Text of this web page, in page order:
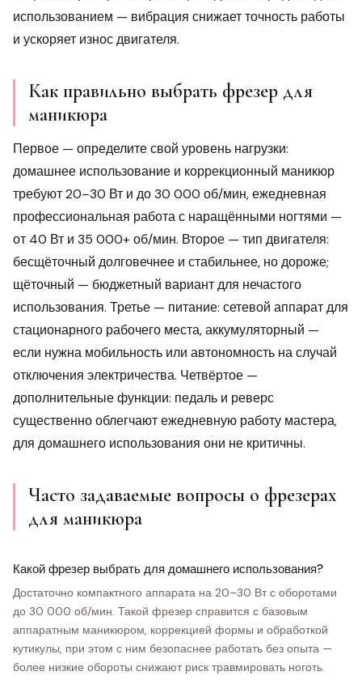
использованием — вибрация снижает точность работы
и ускоряет износ двигателя.
Как правильно выбрать фрезер для
маникюра
Первое — определите свой уровень нагрузки:
домашнее использование и коррекционный маникюр
требуют 20–30 Вт и до 30 000 об/мин, ежедневная
профессиональная работа с наращёнными ногтями —
от 40 Вт и 35 000+ об/мин. Второе — тип двигателя:
бесщёточный долговечнее и стабильнее, но дороже;
щёточный — бюджетный вариант для нечастого
использования. Третье — питание: сетевой аппарат для
стационарного рабочего места, аккумуляторный —
если нужна мобильность или автономность на случай
отключения электричества. Четвёртое —
дополнительные функции: педаль и реверс
существенно облегчают ежедневную работу мастера,
для домашнего использования они не критичны.
Часто задаваемые вопросы о фрезерах
для маникюра
Какой фрезер выбрать для домашнего использования?
Достаточно компактного аппарата на 20–30 Вт с оборотами
до 30 000 об/мин. Такой фрезер справится с базовым
аппаратным маникюром, коррекцией формы и обработкой
кутикулы, при этом с ним безопаснее работать без опыта —
более низкие обороты снижают риск травмировать ноготь.